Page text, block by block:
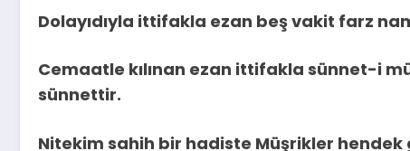
Dolayıdıyla ittifakla ezan beş vakit farz
Cemaatle kılınan ezan ittifakla sünnet-i
sünnettir.
Nitekim sahih bir hadiste Müşrikler hendek